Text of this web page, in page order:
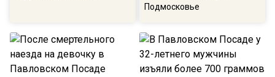
Подмосковье